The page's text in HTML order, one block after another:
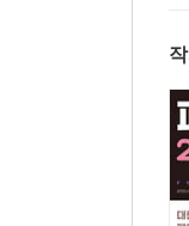
AI로
법적·
픽토
텍스
［팁